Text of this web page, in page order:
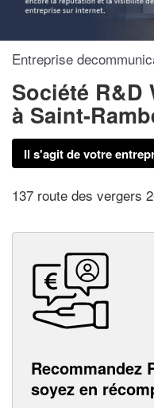
Entreprise
Société R&D
à Saint-
Il s'agit de votre
137 route des vergers
Recommandez
soyez en